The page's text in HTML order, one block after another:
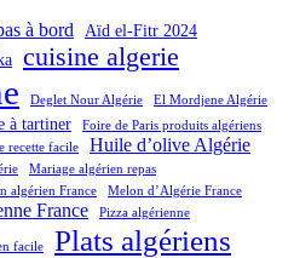
à bord Aïd el-Fitr 2024
cuisine algerie
Deglet Nour Algérie
El Mordjene Algérie
à tartiner
Foire de Paris produits algériens
recette facile Huile d’olive Algérie
Mariage algérien repas
algérien France
Melon d’Algérie France
France Pizza algérienne
facile Plats algériens